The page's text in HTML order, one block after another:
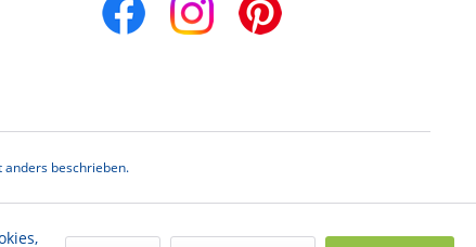
anders beschrieben.